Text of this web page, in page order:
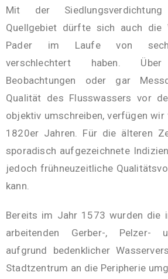
Mit der
Quellgebiet dürfte sich auch die
Pader im Laufe von
verschlechtert haben. Über
Beobachtungen oder gar
Qualität des Flusswassers vor
objektiv umschreiben, verfügen
1820er Jahren. Für die älteren
sporadisch aufgezeichnete
jedoch frühneuzeitliche
kann.
Bereits im Jahr 1573 wurden die
arbeitenden Gerber-, Pelzer-
aufgrund bedenklicher
Stadtzentrum an die Peripherie